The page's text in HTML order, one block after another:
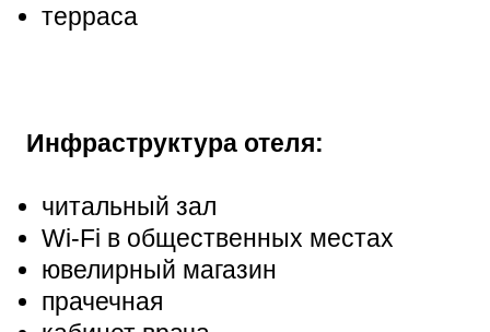
терраса
Инфраструктура отеля:
читальный зал
Wi-Fi в общественных местах
ювелирный магазин
прачечная